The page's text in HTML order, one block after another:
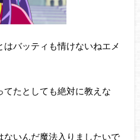
はバッティも情けないねエメ
てたとしても絶対に教えな
ないんだ魔法入りましたいで